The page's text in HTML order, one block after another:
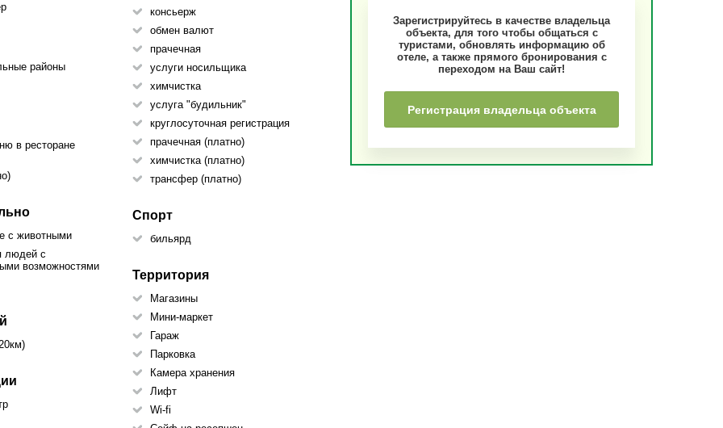
районы
в ресторане
с животными
людей с
возможностями
консьеpж
обмен валют
прачечная
услуги носильщика
химчистка
услуга "будильник"
круглосуточная регистрация
прачечная (платно)
химчистка (платно)
трансфер (платно)
Спорт
бильярд
Территория
Магазины
Мини-маркет
Гараж
Парковка
Камера хранения
Лифт
Wi-fi
Зарегистрируйтесь в качестве владельца
объекта, для того чтобы общаться с
туристами, обновлять информацию об
отеле, а также прямого бронирования с
переходом на Ваш сайт!
Регистрация владельца объекта